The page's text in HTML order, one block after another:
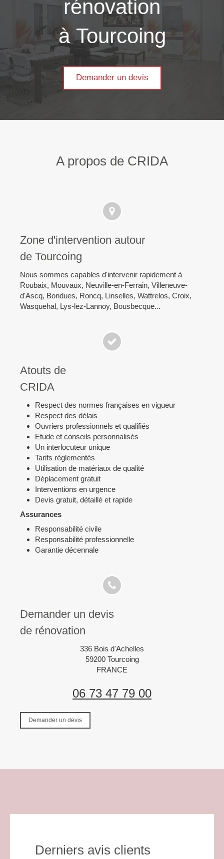
rénovation
à Tourcoing
Demander un devis
A propos de CRIDA
Zone d'intervention autour
de Tourcoing
Nous sommes capables d'intervenir rapidement à
Roubaix, Mouvaux, Neuville-en-Ferrain, Villeneuve-
d'Ascq, Bondues, Roncq, Linselles, Wattrelos, Croix,
Wasquehal, Lys-lez-Lannoy, Bousbecque...
Atouts de
CRIDA
Respect des normes françaises en vigueur
Respect des délais
Ouvriers professionnels et qualifiés
Etude et conseils personnalisés
Un interlocuteur unique
Tarifs réglementés
Utilisation de matériaux de qualité
Déplacement gratuit
Interventions en urgence
Devis gratuit, détaillé et rapide
Assurances
Responsabilité civile
Responsabilité professionnelle
Garantie décennale
Demander un devis
de rénovation
336 Bois d'Achelles
59200 Tourcoing
FRANCE
06 73 47 79 00
Demander un devis
Derniers avis clients